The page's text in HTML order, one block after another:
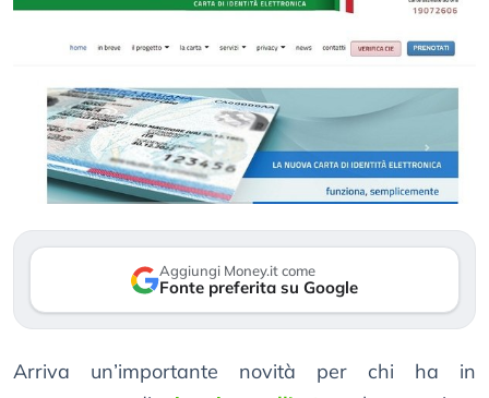
Aggiungi Money.it come
Fonte preferita su Google
Arriva un’importante novità per chi ha in